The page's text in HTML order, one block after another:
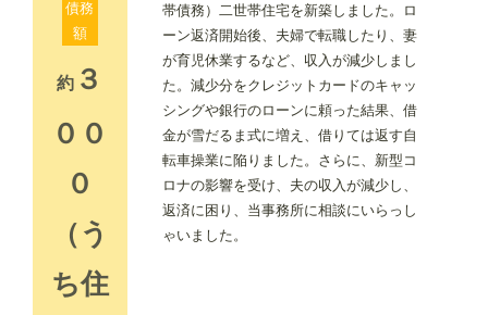
債務
額
約 ３
００
０
（う
ち住
帯債務）二世帯住宅を新築しました。ロ
ーン返済開始後、夫婦で転職したり、妻
が育児休業するなど、収入が減少しまし
た。減少分をクレジットカードのキャッ
シングや銀行のローンに頼った結果、借
金が雪だるま式に増え、借りては返す自
転車操業に陥りました。さらに、新型コ
ロナの影響を受け、夫の収入が減少し、
返済に困り、当事務所に相談にいらっし
ゃいました。